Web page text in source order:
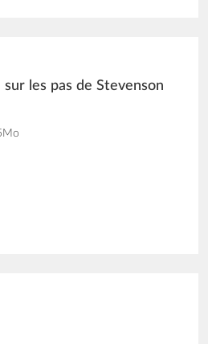
les pas de Stevenson